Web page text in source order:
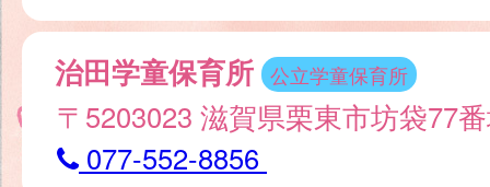
治田学童保育所 公立学童保育所
〒5203023 滋賀県栗東市坊袋77
077-552-8856